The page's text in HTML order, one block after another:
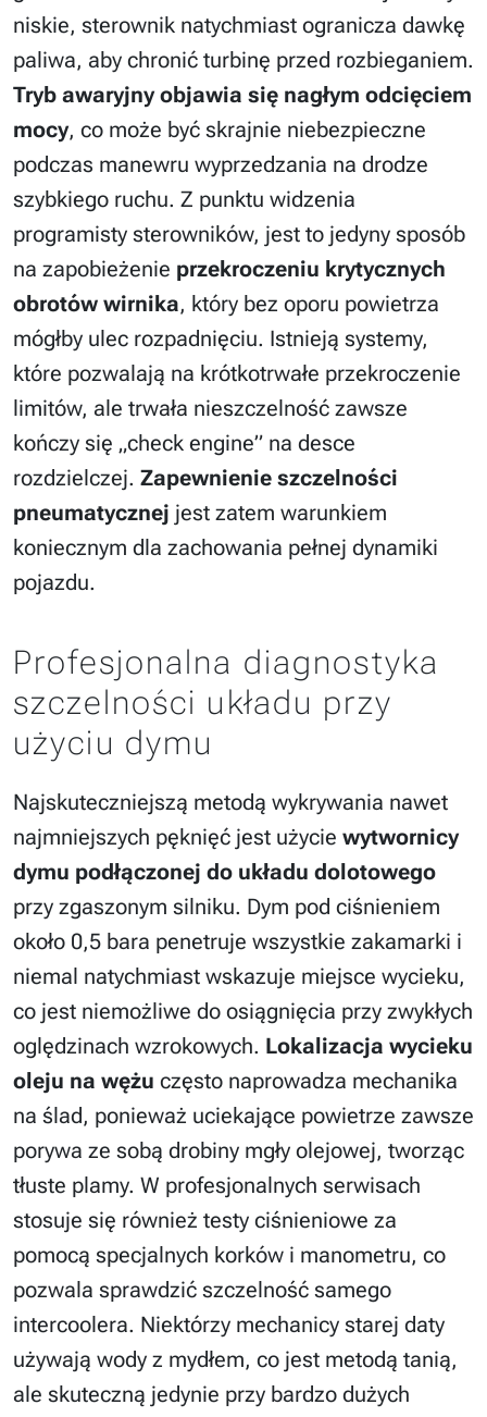
niskie, sterownik natychmiast ogranicza dawkę
paliwa, aby chronić turbinę przed rozbieganiem.
Tryb awaryjny objawia się nagłym odcięciem
mocy, co może być skrajnie niebezpieczne
podczas manewru wyprzedzania na drodze
szybkiego ruchu. Z punktu widzenia
programisty sterowników, jest to jedyny sposób
na zapobieżenie przekroczeniu krytycznych
obrotów wirnika, który bez oporu powietrza
mógłby ulec rozpadnięciu. Istnieją systemy,
które pozwalają na krótkotrwałe przekroczenie
limitów, ale trwała nieszczelność zawsze
kończy się „check engine” na desce
rozdzielczej. Zapewnienie szczelności
pneumatycznej jest zatem warunkiem
koniecznym dla zachowania pełnej dynamiki
pojazdu.
Profesjonalna diagnostyka
szczelności układu przy
użyciu dymu
Najskuteczniejszą metodą wykrywania nawet
najmniejszych pęknięć jest użycie wytwornicy
dymu podłączonej do układu dolotowego
przy zgaszonym silniku. Dym pod ciśnieniem
około 0,5 bara penetruje wszystkie zakamarki i
niemal natychmiast wskazuje miejsce wycieku,
co jest niemożliwe do osiągnięcia przy zwykłych
oględzinach wzrokowych. Lokalizacja wycieku
oleju na wężu często naprowadza mechanika
na ślad, ponieważ uciekające powietrze zawsze
porywa ze sobą drobiny mgły olejowej, tworząc
tłuste plamy. W profesjonalnych serwisach
stosuje się również testy ciśnieniowe za
pomocą specjalnych korków i manometru, co
pozwala sprawdzić szczelność samego
intercoolera. Niektórzy mechanicy starej daty
używają wody z mydłem, co jest metodą tanią,
ale skuteczną jedynie przy bardzo dużych